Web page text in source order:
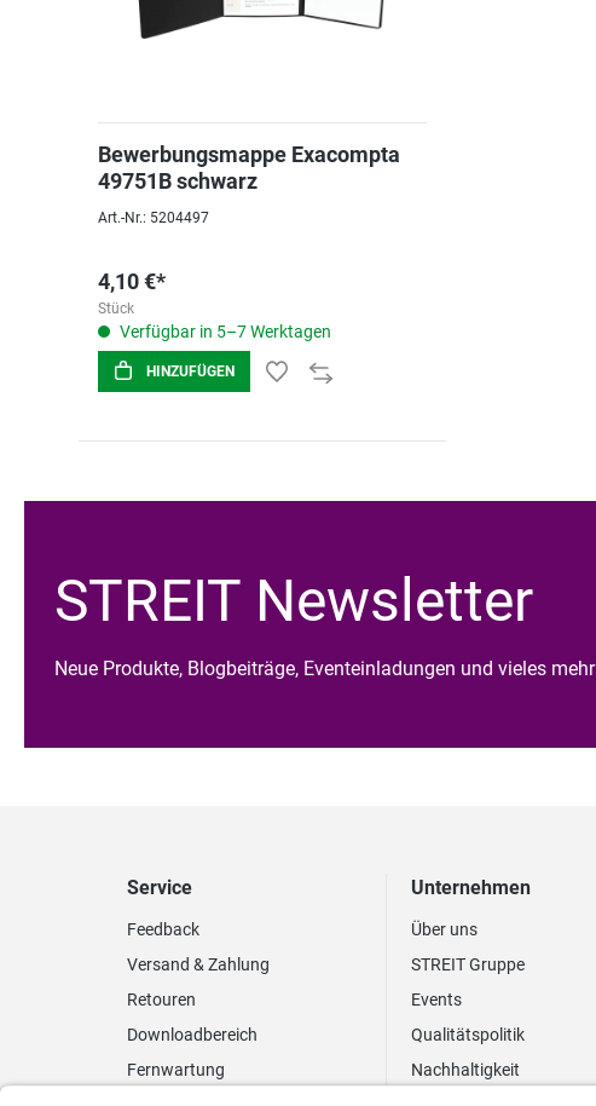
Bewerbungsmappe Exacompta
49751B schwarz
Art.-Nr.: 5204497
4,10 €*
Stück
Verfügbar in 5–7 Werktagen
HINZUFÜGEN
STREIT Newsletter
Neue Produkte, Blogbeiträge, Eventeinladungen und vieles mehr
Service
Feedback
Versand & Zahlung
Retouren
Downloadbereich
Fernwartung
Unternehmen
Über uns
STREIT Gruppe
Events
Qualitätspolitik
Nachhaltigkeit